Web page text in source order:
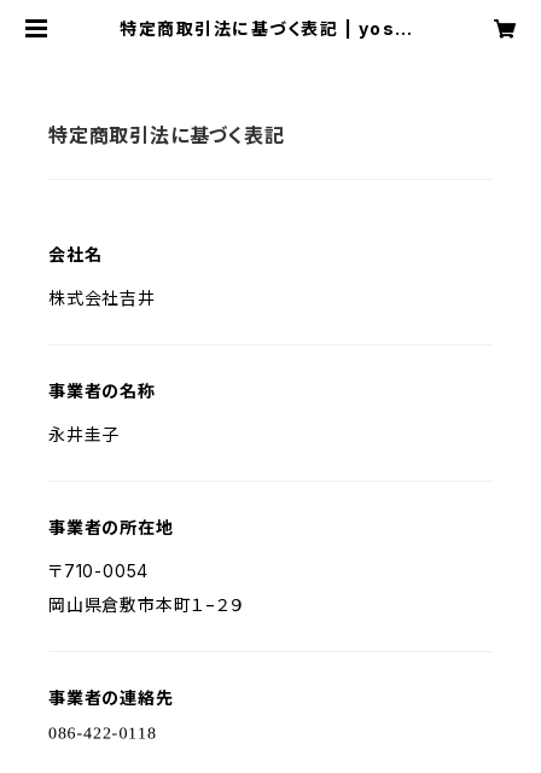
特定商取引法に基づく表記 | yoshii
特定商取引法に基づく表記
会社名
株式会社吉井
事業者の名称
永井圭子
事業者の所在地
〒710-0054
岡山県倉敷市本町１−２９
事業者の連絡先